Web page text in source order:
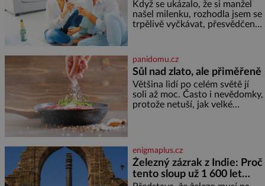
Když se ukázalo, že si manžel
našel milenku, rozhodla jsem se
trpělivě vyčkávat, přesvědčena,
nejtěžších věcí na světě. Ale
každý, kdo s tím má nějaké
zkušenosti, se zapřísahá, že
pokud odpustíte, znatelně se
vám uleví. Když se ke mně
doneslo, že si manžel pořídil
panidomu.cz
Sůl nad zlato, ale přiměřeně
Většina lidí po celém světě jí
soli až moc. Často i nevědomky,
protože netuší, jak velké
sladkých. Sůl je zdravá Ale v
ani ne třetinovém množství, než
je pro většinu populace běžné.
Její základní složky– sodík a
enigmaplus.cz
Železný zázrak z Indie: Proč
tento sloup už 1 600 let